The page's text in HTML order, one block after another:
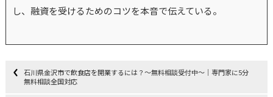
し、融資を受けるためのコツを本音で伝えている。
石川県金沢市で飲食店を開業するには？～無料相談受付中～｜専門家に5分
無料相談全国対応